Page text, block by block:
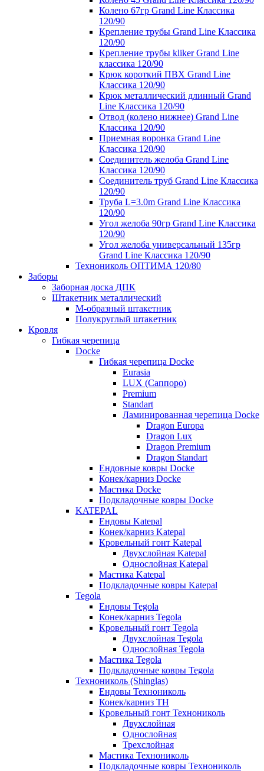
Колено 67гр Grand Line Классика
120/90
Крепление трубы Grand Line Классика
120/90
Крепление трубы kliker Grand Line
классика 120/90
Крюк короткий ПВХ Grand Line
Классика 120/90
Крюк металлический длинный Grand
Line Классика 120/90
Отвод (колено нижнее) Grand Line
Классика 120/90
Приемная воронка Grand Line
Классика 120/90
Соединитель желоба Grand Line
Классика 120/90
Соединитель труб Grand Line Классика
120/90
Труба L=3.0m Grand Line Классика
120/90
Угол желоба 90гр Grand Line Классика
120/90
Угол желоба универсальный 135гр
Grand Line Классика 120/90
Технониколь ОПТИМА 120/80
Заборы
Заборная доска ДПК
Штакетник металлический
М-образный штакетник
Полукруглый штакетник
Кровля
Гибкая черепица
Docke
Гибкая черепица Docke
Eurasia
LUX (Саппоро)
Premium
Standart
Ламинированная черепица Docke
Dragon Europa
Dragon Lux
Dragon Premium
Dragon Standart
Ендовные ковры Docke
Конек/карниз Docke
Мастика Docke
Подкладочные ковры Docke
KATEPAL
Ендовы Katepal
Конек/карниз Katepal
Кровельный гонт Katepal
Двухслойная Katepal
Однослойная Katepal
Мастика Katepal
Подкладочные ковры Katepal
Tegola
Ендовы Tegola
Конек/карниз Tegola
Кровельный гонт Tegola
Двухслойная Tegola
Однослойная Tegola
Мастика Tegola
Подкладочные ковры Tegola
Технониколь (Shinglas)
Ендовы Технониколь
Конек/карниз ТН
Кровельный гонт Технониколь
Двухслойная
Однослойная
Трехслойная
Мастика Технониколь
Подкладочные ковры Технониколь